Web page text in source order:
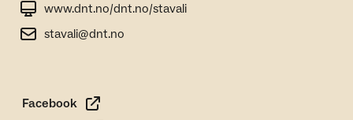
www.dnt.no/dnt.no/stavali
stavali@dnt.no
Facebook